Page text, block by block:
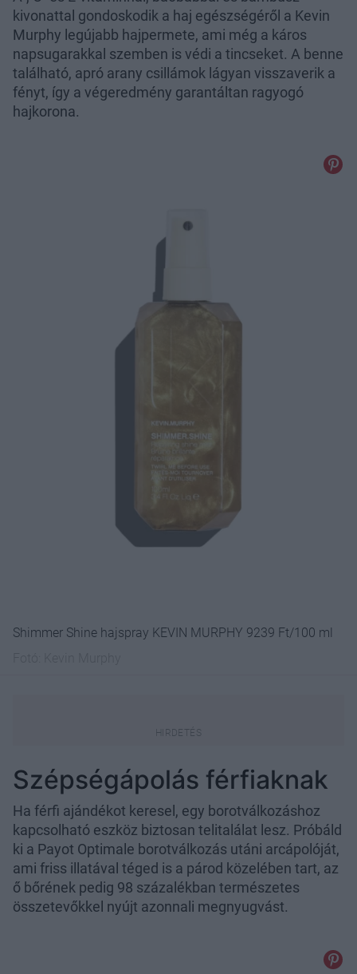
kivonattal gondoskodik a haj egészségéről a Kevin
Murphy legújabb hajpermete, ami még a káros
napsugarakkal szemben is védi a tincseket. A benne
található, apró arany csillámok lágyan visszaverik a
fényt, így a végeredmény garantáltan ragyogó
hajkorona.
Shimmer Shine hajspray KEVIN MURPHY 9239 Ft/100 ml
Szépségápolás férfiaknak
Ha férfi ajándékot keresel, egy borotválkozáshoz
kapcsolható eszköz biztosan telitalálat lesz. Próbáld
ki a Payot Optimale borotválkozás utáni arcápolóját,
ami friss illatával téged is a párod közelében tart, az
ő bőrének pedig 98 százalékban természetes
összetevőkkel nyújt azonnali megnyugvást.